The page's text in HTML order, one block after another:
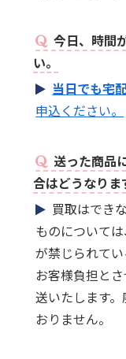
今日、時間
い。
当日でも宅
申込ください。
送った商品
合はどうなりま
買取はでき
ものについて
が禁じられて
お客様負担と
送いたします
おりません。